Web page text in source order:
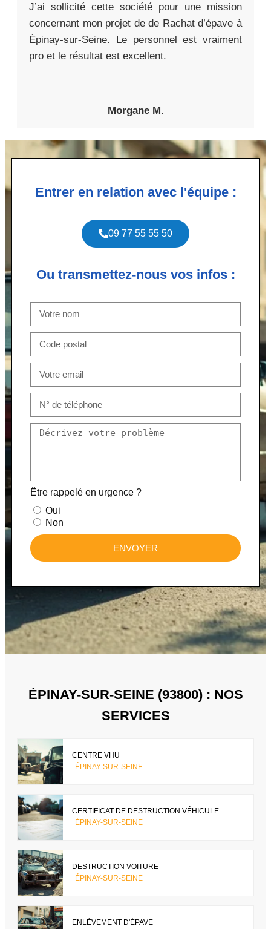
J’ai sollicité cette société pour une mission
concernant mon projet de de Rachat d’épave à
Épinay-sur-Seine. Le personnel est vraiment
pro et le résultat est excellent.
Morgane M.
Entrer en relation avec l'équipe :
09 77 55 55 50
Ou transmettez-nous vos infos :
Être rappelé en urgence ?
Oui
Non
ENVOYER
ÉPINAY-SUR-SEINE (93800) : NOS
SERVICES
CENTRE VHU
ÉPINAY-SUR-SEINE
CERTIFICAT DE DESTRUCTION VÉHICULE
ÉPINAY-SUR-SEINE
DESTRUCTION VOITURE
ÉPINAY-SUR-SEINE
ENLÈVEMENT D'ÉPAVE